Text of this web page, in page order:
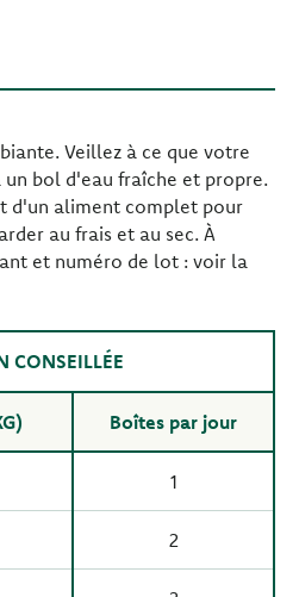
Veillez à ce que votre
bol d'eau fraîche et propre.
d'un aliment complet pour
au frais et au sec. À
et numéro de lot : voir la
CONSEILLÉE
Boîtes par jour
1
2